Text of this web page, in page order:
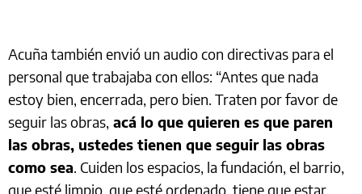
Acuña también envió un audio con directivas para el
personal que trabajaba con ellos: “Antes que nada
estoy bien, encerrada, pero bien. Traten por favor de
seguir las obras, acá lo que quieren es que paren
las obras, ustedes tienen que seguir las obras
como sea. Cuiden los espacios, la fundación, el barrio,
que esté limpio, que esté ordenado, tiene que estar